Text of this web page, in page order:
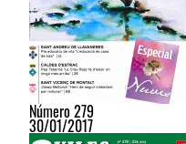
Número 279
30/01/2017